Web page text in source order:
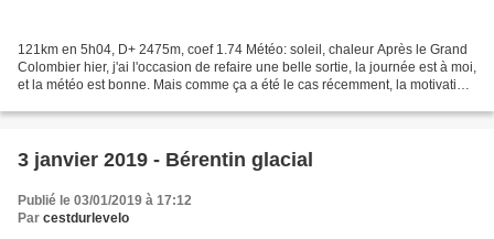
121km en 5h04, D+ 2475m, coef 1.74 Météo: soleil, chaleur Après le Grand
Colombier hier, j'ai l'occasion de refaire une belle sortie, la journée est à moi,
et la météo est bonne. Mais comme ça a été le cas récemment, la motivation
3 janvier 2019 - Bérentin glacial
Publié le 03/01/2019 à 17:12
Par cestdurlevelo